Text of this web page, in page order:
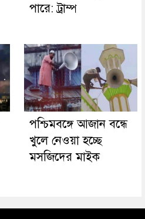
পারে: ট্রাম্প
পশ্চিমবঙ্গে আজান বন্ধে
খুলে নেওয়া হচ্ছে
মসজিদের মাইক